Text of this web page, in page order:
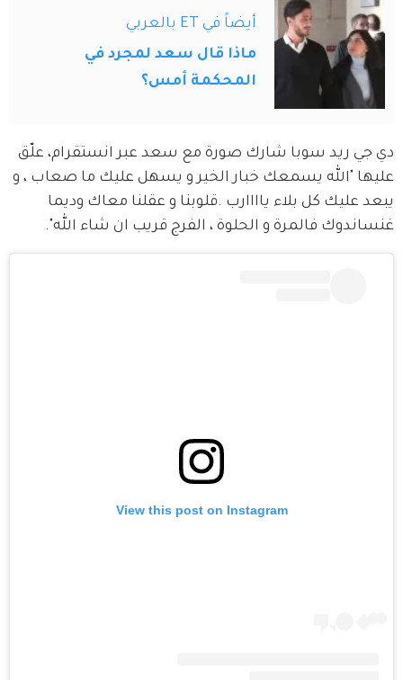
أيضاً في ET بالعربي
ماذا قال سعد لمجرد في
المحكمة أمس؟
دي جي ريد سوبا شارك صورة مع سعد عبر انستقرام، علّق
عليها "الله يسمعك خبار الخير و يسهل عليك ما صعاب ، و
يبعد عليك كل بلاء ياااارب .قلوبنا و عقلنا معاك وديما
غنساندوك فالمرة و الحلوة ، الفرج قريب ان شاء الله".
View this post on Instagram